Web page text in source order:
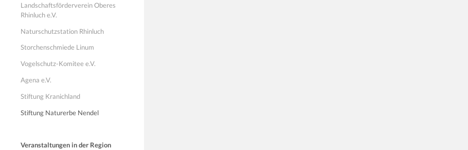
Landschaftsförderverein Oberes
Rhinluch e.V.
Naturschutzstation Rhinluch
Storchenschmiede Linum
Vogelschutz-Komitee e.V.
Agena e.V.
Stiftung Kranichland
Stiftung Naturerbe Nendel
Veranstaltungen in der Region